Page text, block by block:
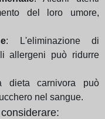
del loro umore,
: L'eliminazione di
allergeni può ridurre
dieta carnivora può
nel sangue.